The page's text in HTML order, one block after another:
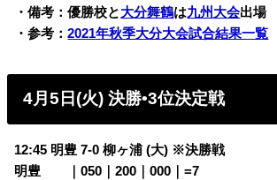
・備考：優勝校と大分舞鶴は九州大会出場
・参考：2021年秋季大分大会試合結果一覧
4月5日(火) 決勝•3位決定戦
12:45 明豊 7-0 柳ヶ浦 (大) ※決勝戦
明豊
｜050｜200｜000｜=7